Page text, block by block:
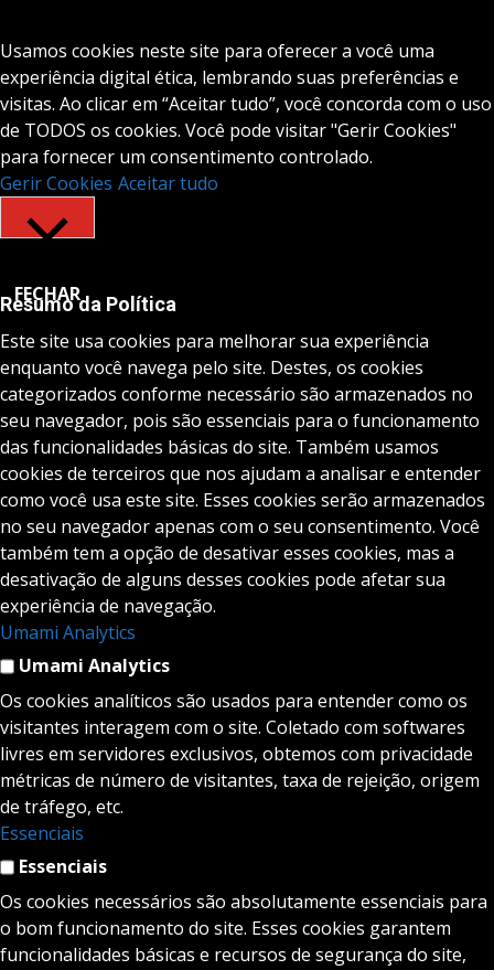
Usamos cookies neste site para oferecer a você uma
experiência digital ética, lembrando suas preferências e
visitas. Ao clicar em “Aceitar tudo”, você concorda com o uso
de TODOS os cookies. Você pode visitar "Gerir Cookies"
para fornecer um consentimento controlado.
Gerir Cookies Aceitar tudo
FECHAR
Resumo da Política
Este site usa cookies para melhorar sua experiência
enquanto você navega pelo site. Destes, os cookies
categorizados conforme necessário são armazenados no
seu navegador, pois são essenciais para o funcionamento
das funcionalidades básicas do site. Também usamos
cookies de terceiros que nos ajudam a analisar e entender
como você usa este site. Esses cookies serão armazenados
no seu navegador apenas com o seu consentimento. Você
também tem a opção de desativar esses cookies, mas a
desativação de alguns desses cookies pode afetar sua
experiência de navegação.
Umami Analytics
Umami Analytics
Os cookies analíticos são usados para entender como os
visitantes interagem com o site. Coletado com softwares
livres em servidores exclusivos, obtemos com privacidade
métricas de número de visitantes, taxa de rejeição, origem
de tráfego, etc.
Essenciais
Essenciais
Os cookies necessários são absolutamente essenciais para
o bom funcionamento do site. Esses cookies garantem
funcionalidades básicas e recursos de segurança do site,